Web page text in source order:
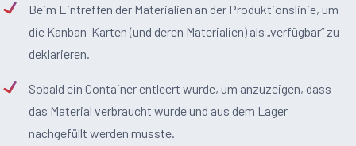
Beim Eintreffen der Materialien an der Produktionslinie, um
die Kanban-Karten (und deren Materialien) als „verfügbar“ zu
deklarieren.
Sobald ein Container entleert wurde, um anzuzeigen, dass
das Material verbraucht wurde und aus dem Lager
nachgefüllt werden musste.